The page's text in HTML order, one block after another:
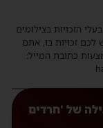
הזכויות בצילומים
לכם זכויות בו, אתם
כתובת המייל:
של 'חרדים